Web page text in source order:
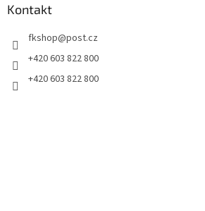
Kontakt
fkshop@post.cz
+420 603 822 800
+420 603 822 800